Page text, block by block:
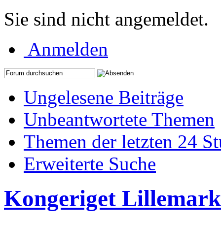
Sie sind nicht angemeldet.
Anmelden
Ungelesene Beiträge
Unbeantwortete Themen
Themen der letzten 24
Erweiterte Suche
Kongeriget Lillemark